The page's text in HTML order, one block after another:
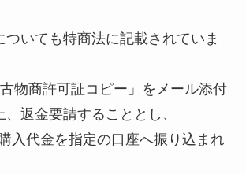
ついても特商法に記載されていま
物商許可証コピー」をメール添付
返金要請することとし、
入代金を指定の口座へ振り込まれ